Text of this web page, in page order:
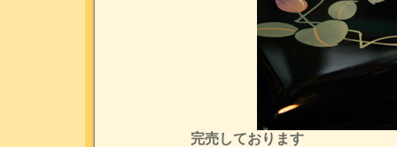
完売しております